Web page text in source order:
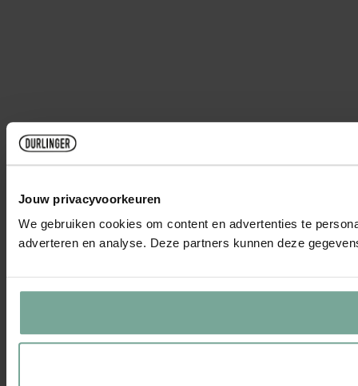
Jouw privacyvoorkeuren
We gebruiken cookies om content en advertenties te
adverteren en analyse. Deze partners kunnen deze